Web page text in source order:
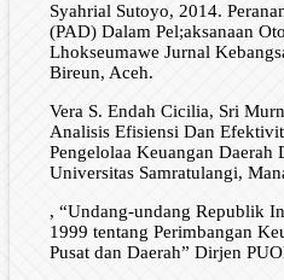
Syahrial Sutoyo, 2014.
(PAD) Dalam Pel;aksanaan
Lhokseumawe Jurnal
Bireun, Aceh.
Vera S. Endah Cicilia, Sri
Analisis Efisiensi Dan
Pengelolaa Keuangan Daerah
Universitas Samratulangi,
, “Undang-undang Republik
1999 tentang Perimbangan
Pusat dan Daerah” Dirjen